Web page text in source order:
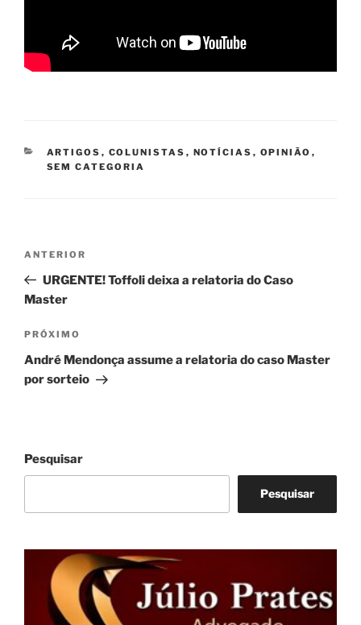
CATEGORIAS
ARTIGOS , COLUNISTAS , NOTÍCIAS , OPINIÃO ,
SEM CATEGORIA
Post
Post
anterior
ANTERIOR
URGENTE! Toffoli deixa a relatoria do Caso
Master
Próximo
post
PRÓXIMO
André Mendonça assume a relatoria do caso Master
por sorteio
Pesquisar
Pesquisar